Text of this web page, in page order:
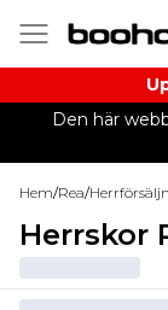
Den här
Hem/Rea/
Herrskor